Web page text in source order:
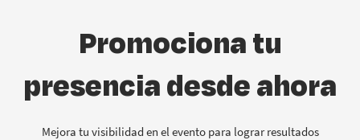
Promociona tu
presencia desde ahora
Mejora tu visibilidad en el evento para lograr resultados